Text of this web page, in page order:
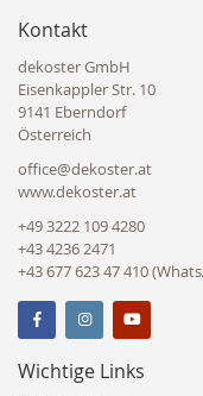
Kontakt
dekoster GmbH
Eisenkappler Str. 10
9141 Eberndorf
Österreich
office@dekoster.at
www.dekoster.at
+49 3222 109 4280
+43 4236 2471
+43 677 623 47 410
Wichtige Links